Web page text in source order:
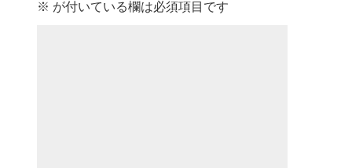
※ が付いている欄は必須項目です